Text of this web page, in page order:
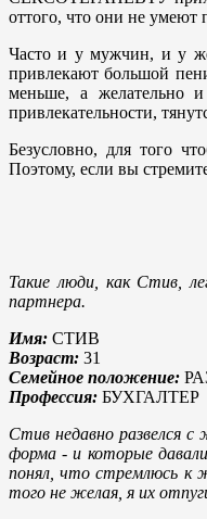
оттого, что они не умеют
Часто и у мужчин, и у
привлекают большой
меньше, а желательно
привлекательности,
Безусловно, для того
Поэтому, если вы
Такие люди, как Стив,
партнера.
Имя: СТИВ
Возраст: 31
Семейное положение:
Профессия: БУХГАЛТЕР
Стив недавно развелся
форма - и которые
понял, что стремлюсь к
того не желая, я их